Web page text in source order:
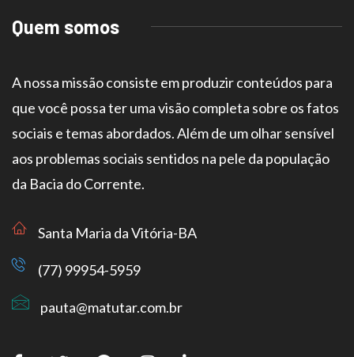
Quem somos
A nossa missão consiste em produzir conteúdos para
que você possa ter uma visão completa sobre os fatos
sociais e temas abordados. Além de um olhar sensível
aos problemas sociais sentidos na pele da população
da Bacia do Corrente.
Santa Maria da Vitória-BA
(77) 99954-5959
pauta@matutar.com.br